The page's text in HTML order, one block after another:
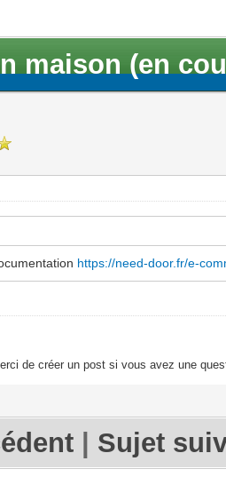
maison (en
https://need-door.fr/e-
de créer un post si vous avez une
Sujet